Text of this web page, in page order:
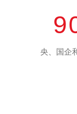
央、国企